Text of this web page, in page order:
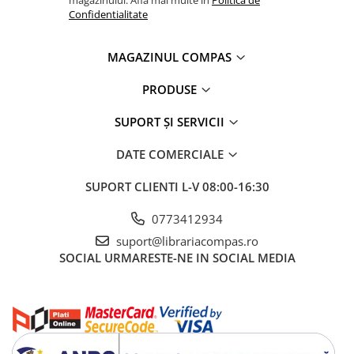
Artă și fotografie
Ghiduri și hărți
Afaceri și economie
Gastronomie și hobby
Dicționare și ghiduri de conversație
Literatură în limbi străine
Gramatică și vocabulare
Papetărie și articole din hârtie
Agende nedatate
Agende pentru copii
Confidentialitate
MAGAZINUL COMPAS
PRODUSE
SUPORT ȘI SERVICII
DATE COMERCIALE
SUPORT CLIENTI L-V 08:00-16:30
0773412934
suport@librariacompas.ro
SOCIAL URMARESTE-NE IN SOCIAL MEDIA